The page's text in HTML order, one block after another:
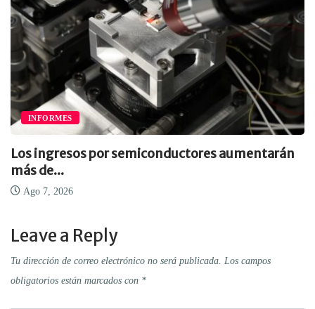
INFORMES
Los ingresos por semiconductores aumentarán
más de...
Ago 7, 2026
Leave a Reply
Tu dirección de correo electrónico no será publicada. Los campos
obligatorios están marcados con *